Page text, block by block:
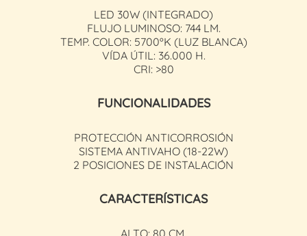
LED 30W (INTEGRADO)
FLUJO LUMINOSO: 744 LM.
TEMP. COLOR: 5700ºK (LUZ BLANCA)
VÍDA ÚTIL: 36.000 H.
CRI: >80
FUNCIONALIDADES
PROTECCIÓN ANTICORROSIÓN
SISTEMA ANTIVAHO (18-22W)
2 POSICIONES DE INSTALACIÓN
CARACTERÍSTICAS
ALTO: 80 CM.